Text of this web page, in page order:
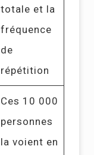
totale et la
fréquence
de
répétition
Ces 10 000
personnes
la voient en